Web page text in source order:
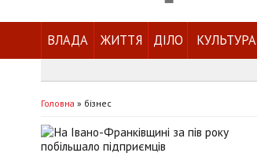
ВЛАДА ЖИТТЯ ДІЛО КУЛЬТУРА
Головна » бізнес